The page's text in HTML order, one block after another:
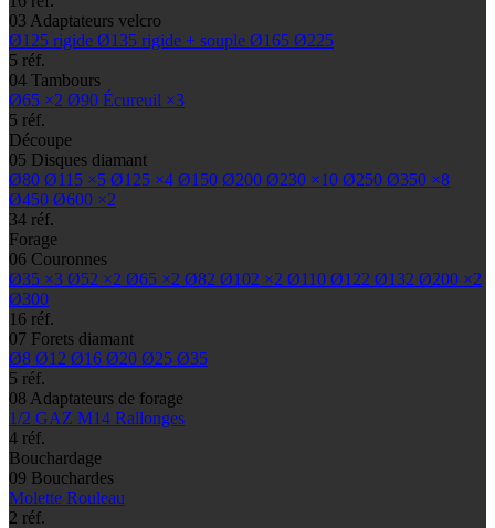
03 Adaptateurs velcro
Ø125 rigide Ø135 rigide + souple Ø165 Ø225
5 réf.
04 Tambours
Ø65 ×2 Ø90 Écureuil ×3
5 réf.
Découpe
05 Disques diamant
Ø80 Ø115 ×5 Ø125 ×4 Ø150 Ø200 Ø230 ×10 Ø250 Ø350 ×8
Ø450 Ø600 ×2
34 réf.
Forage
06 Couronnes
Ø35 ×3 Ø52 ×2 Ø65 ×2 Ø82 Ø102 ×2 Ø110 Ø122 Ø132 Ø200 ×2
Ø300
16 réf.
07 Forets diamant
Ø8 Ø12 Ø16 Ø20 Ø25 Ø35
5 réf.
08 Adaptateurs de forage
1/2 GAZ M14 Rallonges
4 réf.
Bouchardage
09 Bouchardes
Molette Rouleau
2 réf.